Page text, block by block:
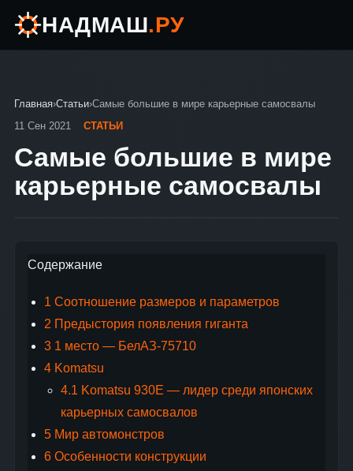
НАДМАШ.РУ
Главная›Статьи›Самые большие в мире карьерные самосвалы
11 Сен 2021
СТАТЬИ
Самые большие в мире
карьерные самосвалы
Содержание
1 Соотношение размеров и параметров
2 Предыстория появления гиганта
31 место — БелАЗ-75710
4Komatsu
4.1 Komatsu 930Е — лидер среди японских
карьерных самосвалов
5Мир автомонстров
6Особенности конструкции